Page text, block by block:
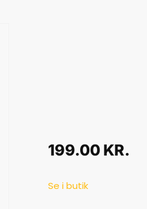
199.00 KR.
Se i butik